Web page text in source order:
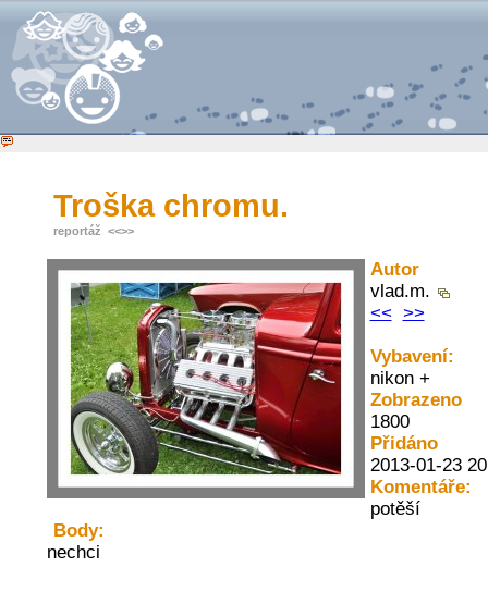
Troška chromu.
reportáž <<>>
Autor
vlad.m.
<< >>
Vybavení:
nikon +
Zobrazeno
1800
Přidáno
2013-01-23
Komentáře:
potěší
Body:
nechci